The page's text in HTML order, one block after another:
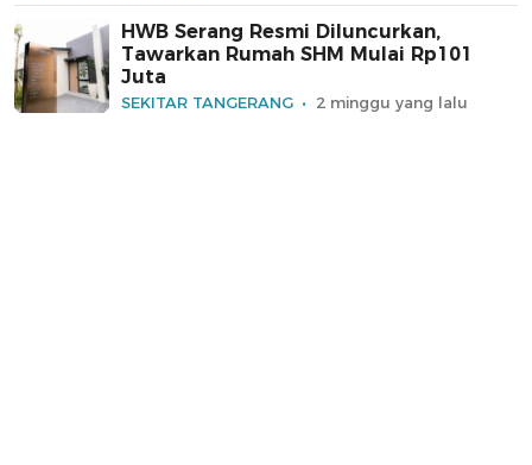
HWB Serang Resmi Diluncurkan,
Tawarkan Rumah SHM Mulai Rp101
Juta
SEKITAR TANGERANG 2 minggu yang lalu